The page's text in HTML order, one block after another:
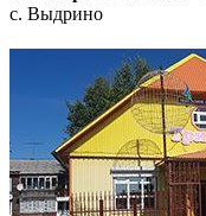
с. Выдрино